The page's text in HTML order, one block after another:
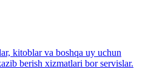
kitoblar va boshqa uy uchun
berish xizmatlari bor servislar.